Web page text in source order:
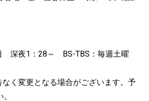
深夜1：28～ BS-TBS：毎週土曜
く変更となる場合がございます。予